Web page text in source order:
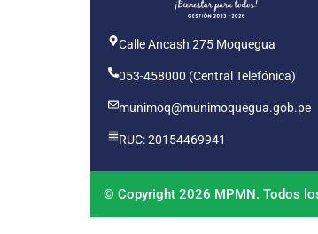
Calle Ancash 275 Moquegua
053-458000 (Central Telefónica)
munimoq@munimoquegua.gob.pe
RUC: 20154469941
© Copyright 2026 MPMN. Todos